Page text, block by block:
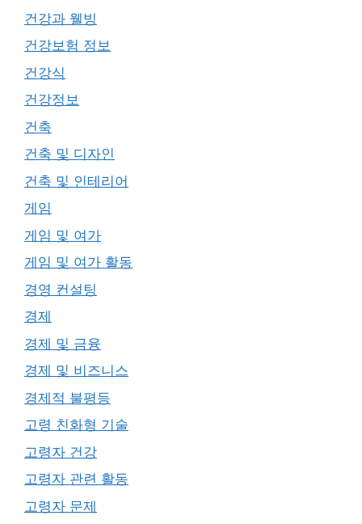
건강과 웰빙
건강보험 정보
건강식
건강정보
건축
건축 및 디자인
건축 및 인테리어
게임
게임 및 여가
게임 및 여가 활동
경영 컨설팅
경제
경제 및 금융
경제 및 비즈니스
경제적 불평등
고령 친화형 기술
고령자 건강
고령자 관련 활동
고령자 문제